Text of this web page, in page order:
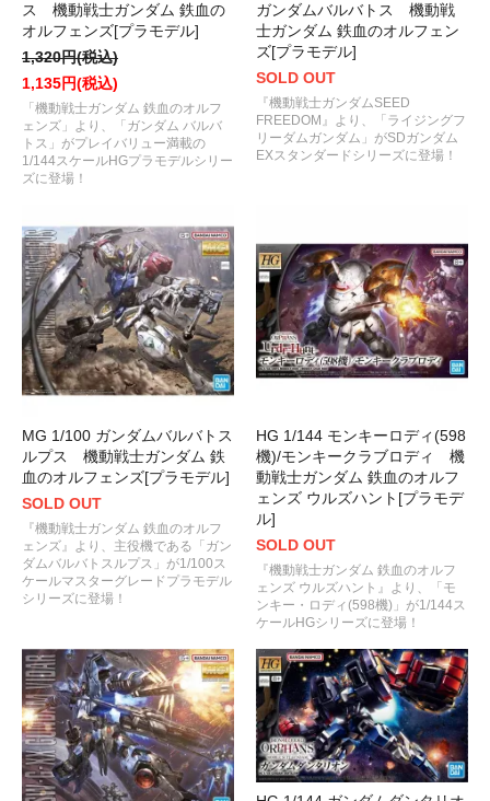
ス 機動戦士ガンダム 鉄血の
オルフェンズ[プラモデル]
1,320円(税込)
1,135円(税込)
「機動戦士ガンダム 鉄血のオルフ
ェンズ」より、「ガンダム バルバ
トス」がプレイバリュー満載の
1/144スケールHGプラモデルシリー
ズに登場！
ガンダムバルバトス 機動戦
士ガンダム 鉄血のオルフェン
ズ[プラモデル]
SOLD OUT
『機動戦士ガンダムSEED
FREEDOM』より、「ライジングフ
リーダムガンダム」がSDガンダム
EXスタンダードシリーズに登場！
MG 1/100 ガンダムバルバトス
ルプス 機動戦士ガンダム 鉄
血のオルフェンズ[プラモデル]
SOLD OUT
『機動戦士ガンダム 鉄血のオルフ
ェンズ』より、主役機である「ガン
ダムバルバトスルプス」が1/100ス
ケールマスターグレードプラモデル
シリーズに登場！
HG 1/144 モンキーロディ(598
機)/モンキークラブロディ 機
動戦士ガンダム 鉄血のオルフ
ェンズ ウルズハント[プラモデ
ル]
SOLD OUT
『機動戦士ガンダム 鉄血のオルフ
ェンズ ウルズハント』より、「モ
ンキー・ロディ(598機)」が1/144ス
ケールHGシリーズに登場！